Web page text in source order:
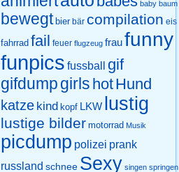
baby baum
bewegt bier bär compilation eis
fahrrad fail feuer flugzeug fraufunny
funpics fussball gif
gifdump girls hotHund
katze kind kopf LKW lustig
lustige bilder motorrad Musik
picdump polizei prank
russland schnee Sexy singen springen